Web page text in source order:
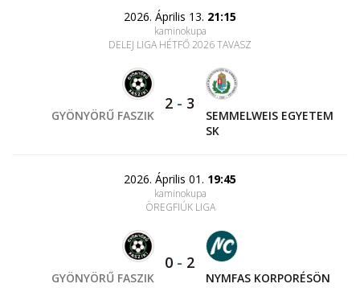
2026. Április 13. 21:15
kaminokupa
DELEJ LIGA HÉTFŐ 2026 TAVASZ
GYÖNYÖRŰ FASZIK
2 - 3
SEMMELWEIS EGYETEM
SK
2026. Április 01. 19:45
kaminokupa
ÖREGFIÚK LIGA
GYÖNYÖRŰ FASZIK
0 - 2
NYMFAS KORPORÉSÖN